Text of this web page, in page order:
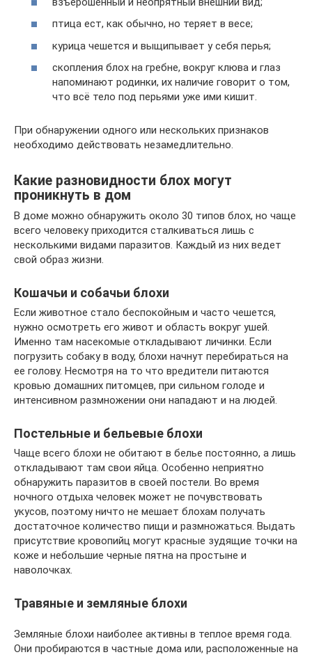
птица ест, как обычно, но теряет в весе;
курица чешется и выщипывает у себя перья;
скопления блох на гребне, вокруг клюва и глаз
напоминают родинки, их наличие говорит о том,
что всё тело под перьями уже ими кишит.
При обнаружении одного или нескольких признаков
необходимо действовать незамедлительно.
Какие разновидности блох могут
проникнуть в дом
В доме можно обнаружить около 30 типов блох, но чаще
всего человеку приходится сталкиваться лишь с
несколькими видами паразитов. Каждый из них ведет
свой образ жизни.
Кошачьи и собачьи блохи
Если животное стало беспокойным и часто чешется,
нужно осмотреть его живот и область вокруг ушей.
Именно там насекомые откладывают личинки. Если
погрузить собаку в воду, блохи начнут перебираться на
ее голову. Несмотря на то что вредители питаются
кровью домашних питомцев, при сильном голоде и
интенсивном размножении они нападают и на людей.
Постельные и бельевые блохи
Чаще всего блохи не обитают в белье постоянно, а лишь
откладывают там свои яйца. Особенно неприятно
обнаружить паразитов в своей постели. Во время
ночного отдыха человек может не почувствовать
укусов, поэтому ничто не мешает блохам получать
достаточное количество пищи и размножаться. Выдать
присутствие кровопийц могут красные зудящие точки на
коже и небольшие черные пятна на простыне и
наволочках.
Травяные и земляные блохи
Земляные блохи наиболее активны в теплое время года.
Они пробираются в частные дома или, расположенные на